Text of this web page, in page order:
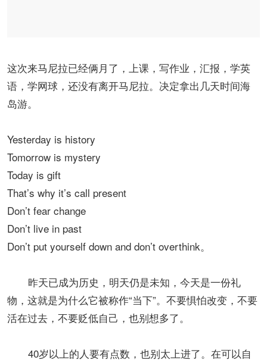
这次来马尼拉已经俩月了，上课，写作业，汇报，学英
语，学网球，还没有离开马尼拉。决定拿出几天时间海
岛游。
Yesterday is history
Tomorrow is mystery
Today is gift
That’s why it’s call present
Don’t fear change
Don’t live in past
Don’t put yourself down and don’t overthink。
昨天已成为历史，明天仍是未知，今天是一份礼
物，这就是为什么它被称作“当下”。不要惧怕改变，不要
活在过去，不要贬低自己，也别想多了。
40岁以上的人要有点数，也别太上进了。在可以自